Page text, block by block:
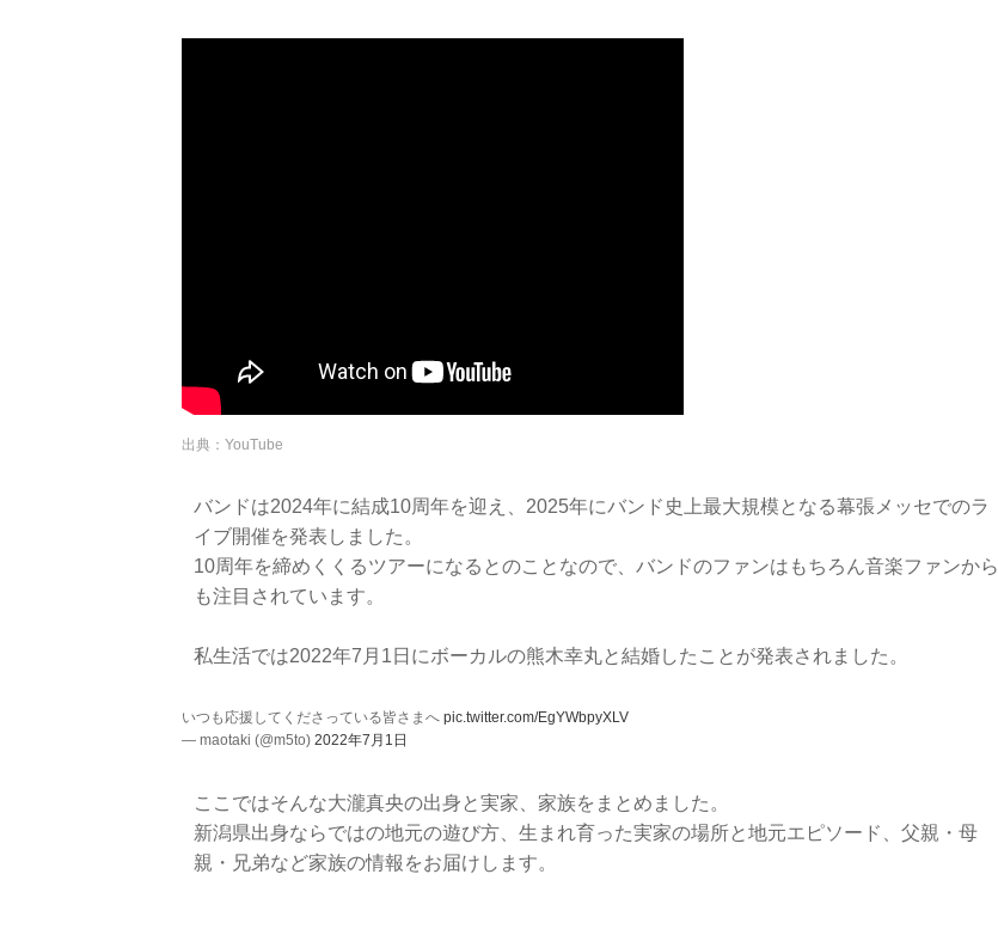
出典：YouTube
バンドは2024年に結成10周年を迎え、2025年にバンド史上最大規模となる幕張メッセでのラ
イブ開催を発表しました。
10周年を締めくくるツアーになるとのことなので、バンドのファンはもちろん音楽ファンから
も注目されています。
私生活では2022年7月1日にボーカルの熊木幸丸と結婚したことが発表されました。
いつも応援してくださっている皆さまへ pic.twitter.com/EgYWbpyXLV
— maotaki (@m5to) 2022年7月1日
ここではそんな大瀧真央の出身と実家、家族をまとめました。
新潟県出身ならではの地元の遊び方、生まれ育った実家の場所と地元エピソード、父親・母
親・兄弟など家族の情報をお届けします。